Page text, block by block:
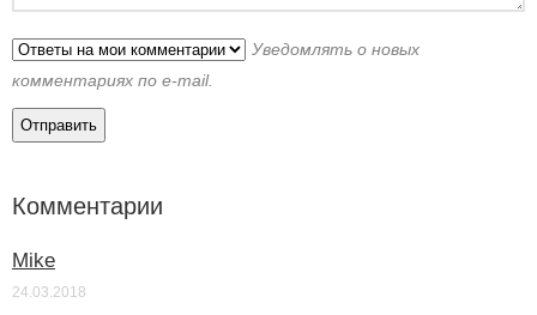
Уведомлять о новых
комментариях по e-mail.
Комментарии
Mike
24.03.2018